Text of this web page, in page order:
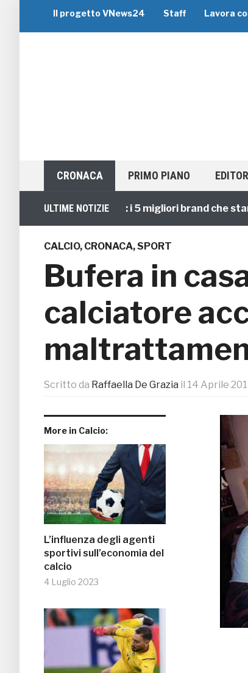
Il progetto VNews24 Staff Lavora
CRONACA PRIMO PIANO
ULTIME NOTIZIE
Viaggi di Gruppo: i 5 migliori brand che stanno
CALCIO, CRONACA,SPORT
Bufera in
calciatore
Scritto da Raffaella De Grazia il 14 Aprile
More in Calcio:
L’influenza degli agenti
sportivi sull’economia del
calcio
4 Luglio 2023